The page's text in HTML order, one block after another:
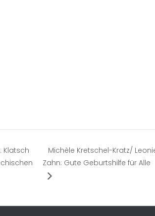
Klatsch
Michèle Kretschel-Kratz/
Zahn: Gute Geburtshilfe für Alle